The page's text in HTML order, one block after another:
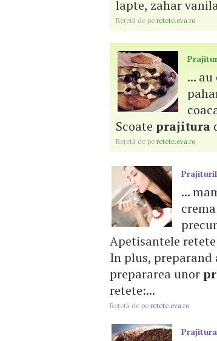
lapte, zahar
Reţetă de pe retete.eva.ro
...
Scoate prajitura
Reţetă de pe retete.eva.ro
...
Apetisantele
In plus, preparand
prepararea unor
retete:...
Reţetă de pe retete.eva.ro
Prajitura